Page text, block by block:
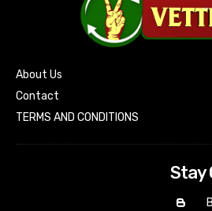
About Us
Contact
TERMS AND CONDITIONS
Stay